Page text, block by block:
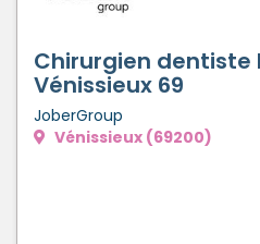
Chirurgien dentiste
Vénissieux 69
JoberGroup
Vénissieux (69200)